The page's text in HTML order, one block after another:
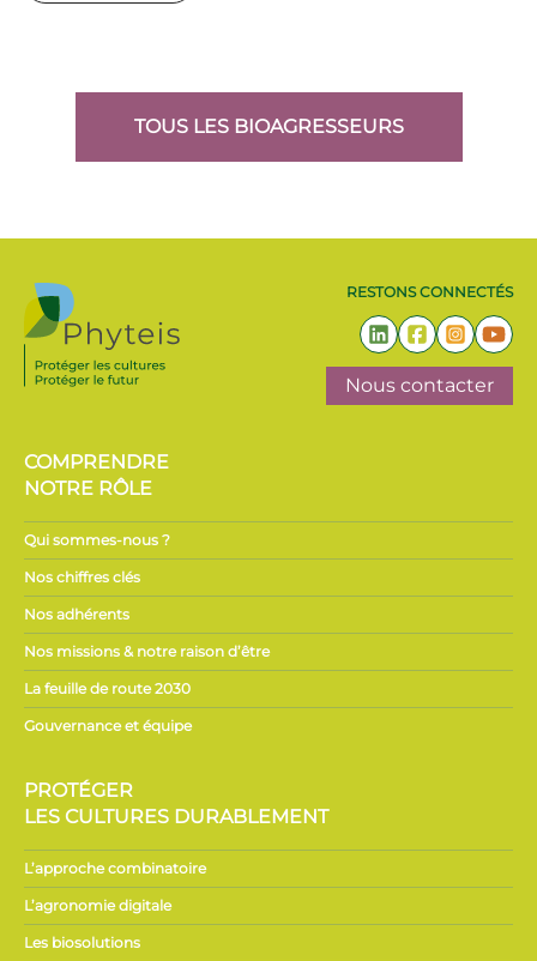
TOUS LES BIOAGRESSEURS
RESTONS CONNECTÉS
Nous contacter
COMPRENDRE
NOTRE RÔLE
Qui sommes-nous ?
Nos chiffres clés
Nos adhérents
Nos missions & notre raison d’être
La feuille de route 2030
Gouvernance et équipe
PROTÉGER
LES CULTURES DURABLEMENT
L’approche combinatoire
L’agronomie digitale
Les biosolutions